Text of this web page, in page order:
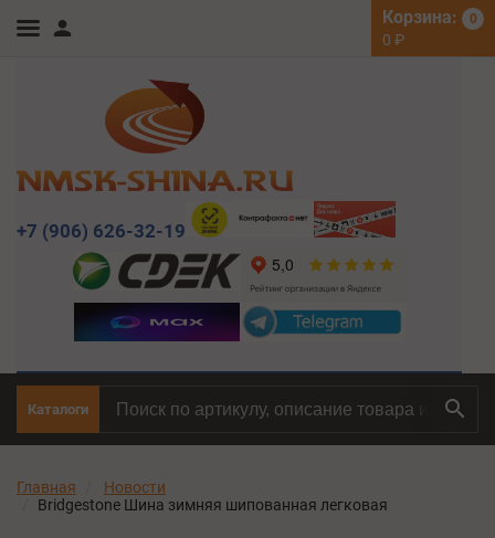
Корзина: 0
0 ₽
+7 (906) 626-32-19
Каталоги
Главная
Новости
Bridgestone Шина зимняя шипованная легковая